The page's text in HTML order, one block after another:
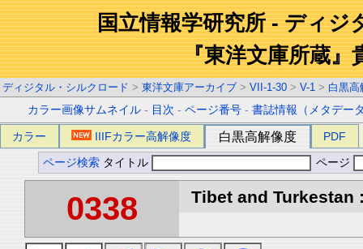
国立情報学研究所 - ディジ
『東洋文庫所蔵』
ディジタル・シルクロード > 東洋文庫アーカイブ > VII-1-30 > V-1 > 白黒高
カラー画像サムネイル - 目次 -ページ番号 -書誌情報（メタデー
カラー IIIFカラー高解像度 白黒高解像度 PDF
ページ検索 タイトル ページ
0338 Tibet and Turkestan